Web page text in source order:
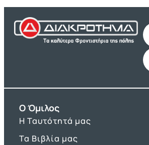
O Όμιλος
Η Ταυτότητά μας
Τα Βιβλία μας